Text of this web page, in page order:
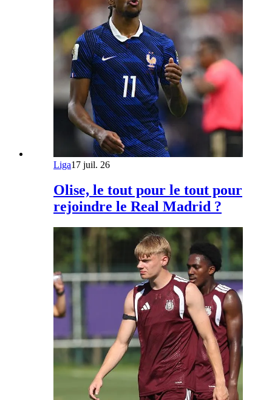
Liga17 juil. 26
Olise, le tout pour le tout pour
rejoindre le Real Madrid ?